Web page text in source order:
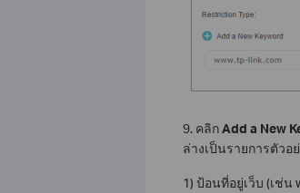
9. คลิกAdd a New
ล่างเป็นรายการตัว
1) ป้อนที่อยู่เว็บ (เช่น